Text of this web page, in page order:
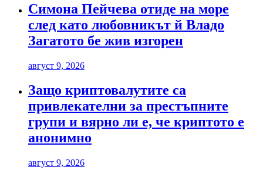
Симона Пейчева отиде на море
след като любовникът й Владо
Загатото бе жив изгорен
август 9, 2026
Защо криптовалутите са
привлекателни за престъпните
групи и вярно ли е, че криптото е
анонимно
август 9, 2026